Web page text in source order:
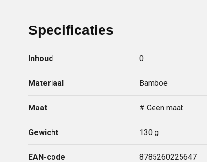
Specificaties
Inhoud 0
Materiaal Bamboe
Maat # Geen maat
Gewicht 130 g
EAN-code 8785260225647